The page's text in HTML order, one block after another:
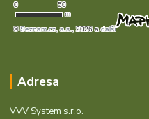
Adresa
VVV System s.r.o.